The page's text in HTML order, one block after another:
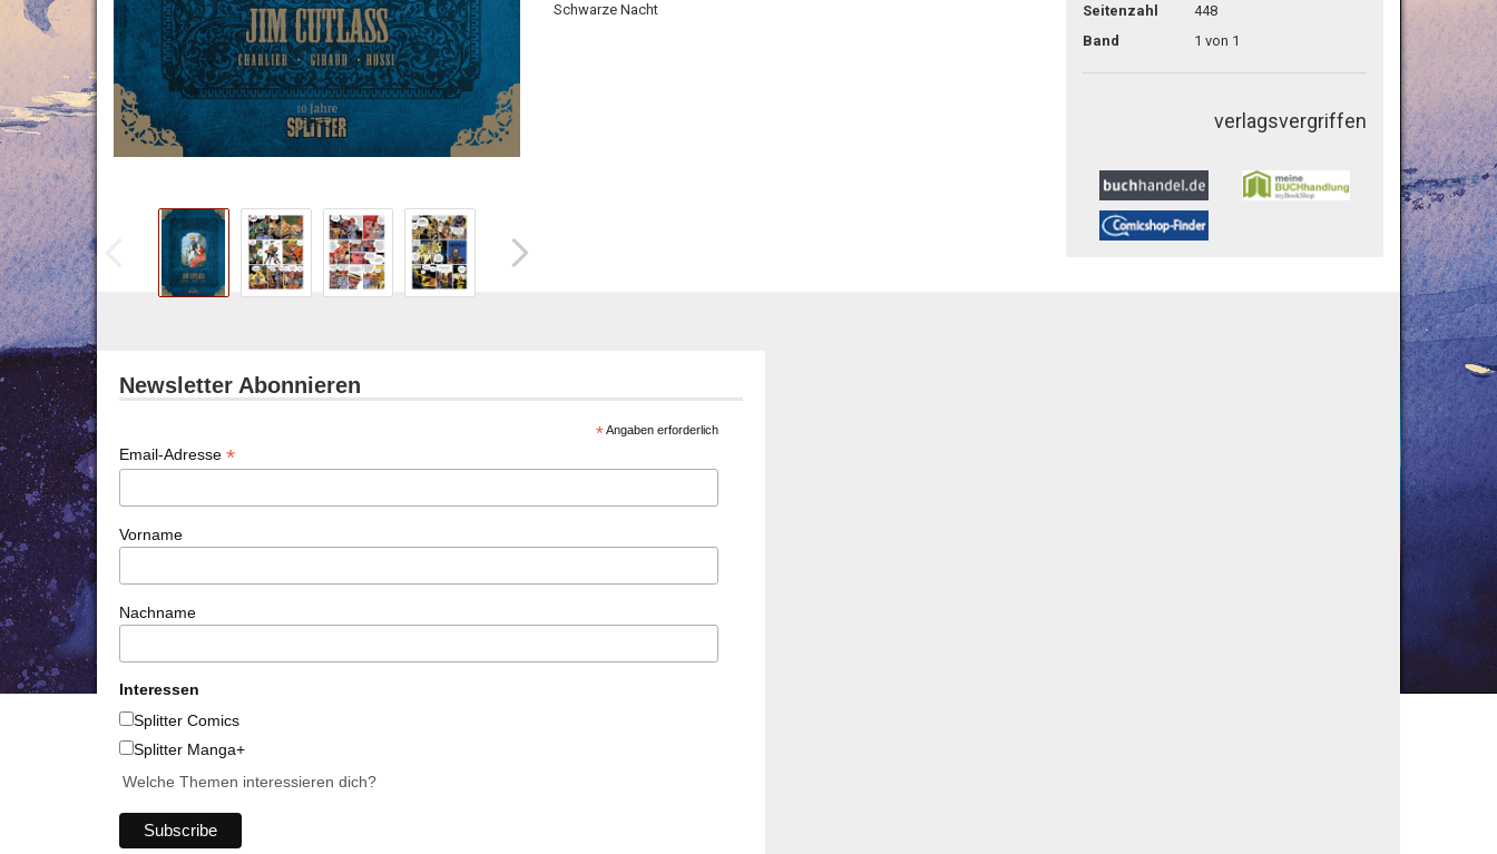
Schwarze Nacht
Seitenzahl
448
Band
1 von 1
verlagsvergriffen
Newsletter Abonnieren
*Angaben erforderlich
Email-Adresse *
Vorname
Nachname
Interessen
Splitter Comics
Splitter Manga+
Welche Themen interessieren dich?